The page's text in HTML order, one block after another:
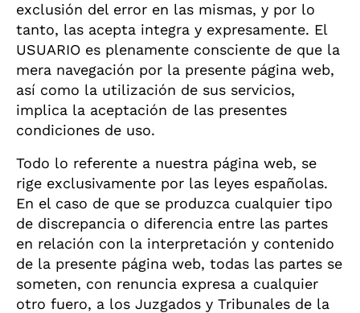
exclusión del error en las mismas, y por lo
tanto, las acepta integra y expresamente. El
USUARIO es plenamente consciente de que la
mera navegación por la presente página web,
así como la utilización de sus servicios,
implica la aceptación de las presentes
condiciones de uso.
Todo lo referente a nuestra página web, se
rige exclusivamente por las leyes españolas.
En el caso de que se produzca cualquier tipo
de discrepancia o diferencia entre las partes
en relación con la interpretación y contenido
de la presente página web, todas las partes se
someten, con renuncia expresa a cualquier
otro fuero, a los Juzgados y Tribunales de la